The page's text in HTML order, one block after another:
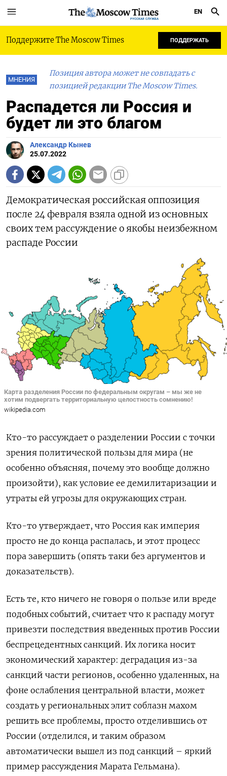
РУССКАЯ СЛУЖБА
EN
Поддержите The Moscow Times ПОДДЕРЖАТЬ
МНЕНИЯ
Позиция автора может не совпадать с
позицией редакции The Moscow Times.
Распадется ли Россия и
будет ли это благом
Александр Кынев
25.07.2022
Демократическая российская оппозиция
после 24 февраля взяла одной из основных
своих тем рассуждение о якобы неизбежном
распаде России
Карта разделения России по федеральным округам – мы же не
хотим подвергать территориальную целостность сомнению!
wikipedia.com
Кто-то рассуждает о разделении России с точки
зрения политической пользы для мира (не
особенно объясняя, почему это вообще должно
произойти), как условие ее демилитаризации и
утраты ей угрозы для окружающих стран.
Кто-то утверждает, что Россия как империя
просто не до конца распалась, и этот процесс
пора завершить (опять таки без аргументов и
доказательств).
Есть те, кто ничего не говоря о пользе или вреде
подобных событий, считает что к распаду могут
привезти последствия введенных против России
беспрецедентных санкций. Их логика носит
экономический характер: деградация из-за
санкций части регионов, особенно удаленных, на
фоне ослабления центральной власти, может
создать у региональных элит соблазн махом
решить все проблемы, просто отделившись от
России (отделился, и таким образом
автоматически вышел из под санкций – яркий
пример рассуждения Марата Гельмана).